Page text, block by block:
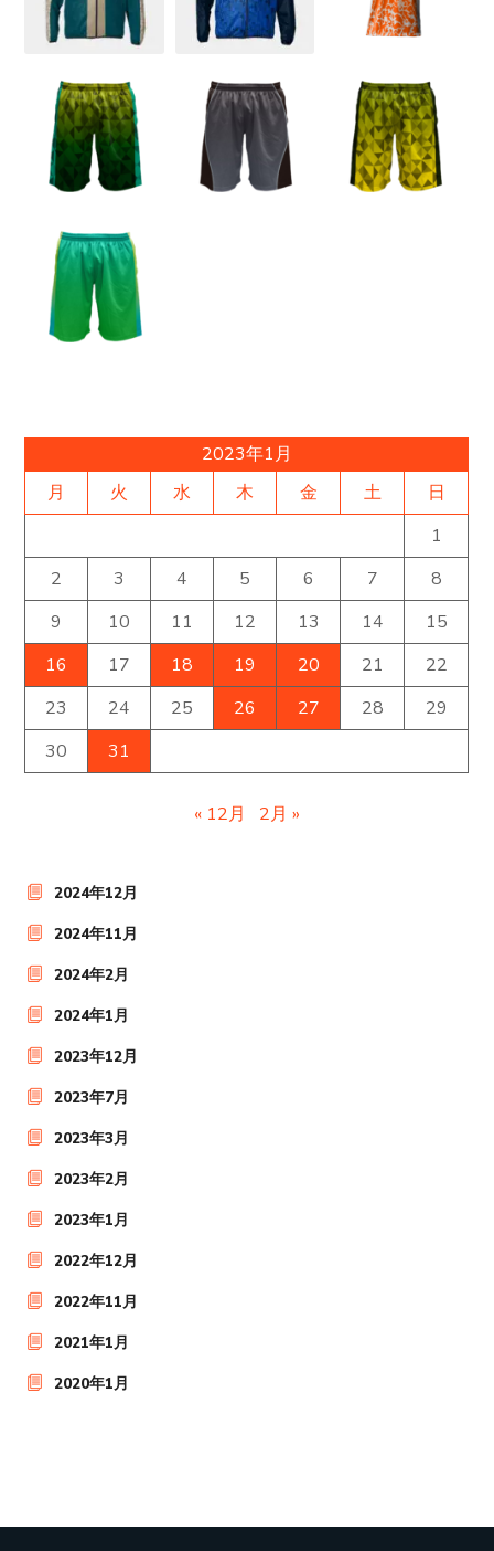
2023年1月
月
火 水 木 金 土
日
1
2
3 4 5 6 7
8
9
10 11 12 13 14
15
16
17 18 19 20 21
22
23
24 25 26 27 28
29
30
31
« 12月 2月 »
2024年12月
2024年11月
2024年2月
2024年1月
2023年12月
2023年7月
2023年3月
2023年2月
2023年1月
2022年12月
2022年11月
2021年1月
2020年1月